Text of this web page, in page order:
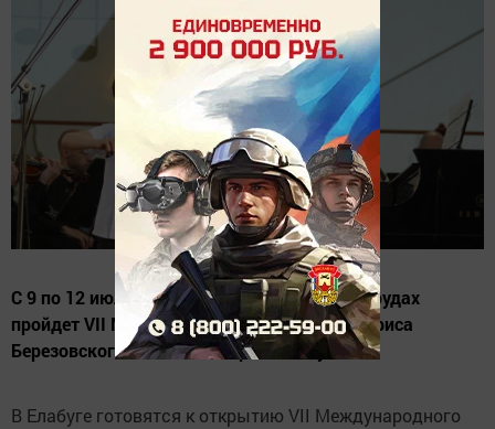
С 9 по 12 июля 2026 года на Шишкинских прудах
пройдет VII Международный фестиваль Бориса
Березовского «Летние вечера в Елабуге».
В Елабуге готовятся к открытию VII Международного